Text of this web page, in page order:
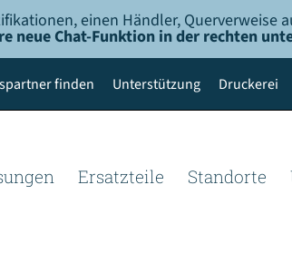
einen Händler, Querverweise
neue Chat-Funktion in der rechten
finden Unterstützung Druckerei
Ersatzteile Standorte